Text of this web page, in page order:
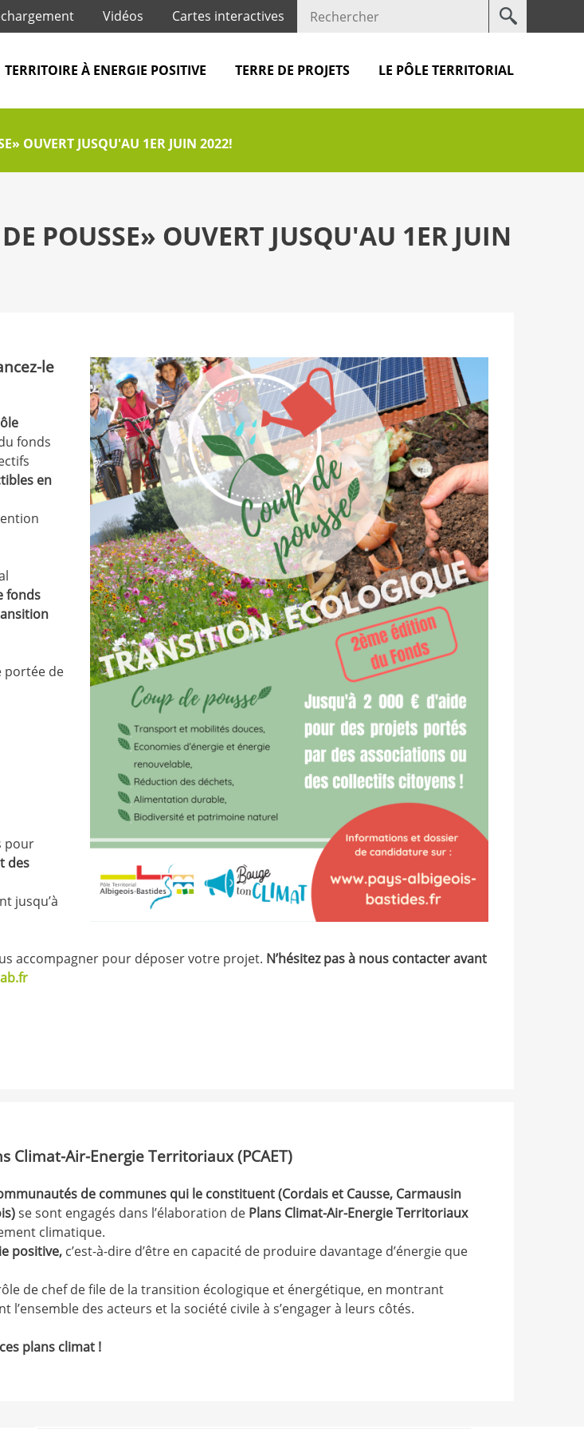
to navigation
Votre
Vidéos Cartes interactives
TERRITOIRE À ENERGIE POSITIVE TERRE DE PROJETS LE PÔLE TERRITORIAL
OUVERT JUSQU'AU 1ER JUIN 2022!
POUSSE» OUVERT JUSQU'AU 1ER JUIN
le
fonds
en
fonds
portée de
pour
des
jusqu’à
accompagner pour déposer votre projet. N’hésitez pas à nous contacter avant
Climat-Air-Energie Territoriaux (PCAET)
de communes qui le constituent (Cordais et Causse, Carmausin
se sont engagés dans l’élaboration de Plans Climat-Air-Energie Territoriaux
climatique.
positive, c’est-à-dire d’être en capacité de produire davantage d’énergie que
de chef de file de la transition écologique et énergétique, en montrant
des acteurs et la société civile à s’engager à leurs côtés.
plans climat !